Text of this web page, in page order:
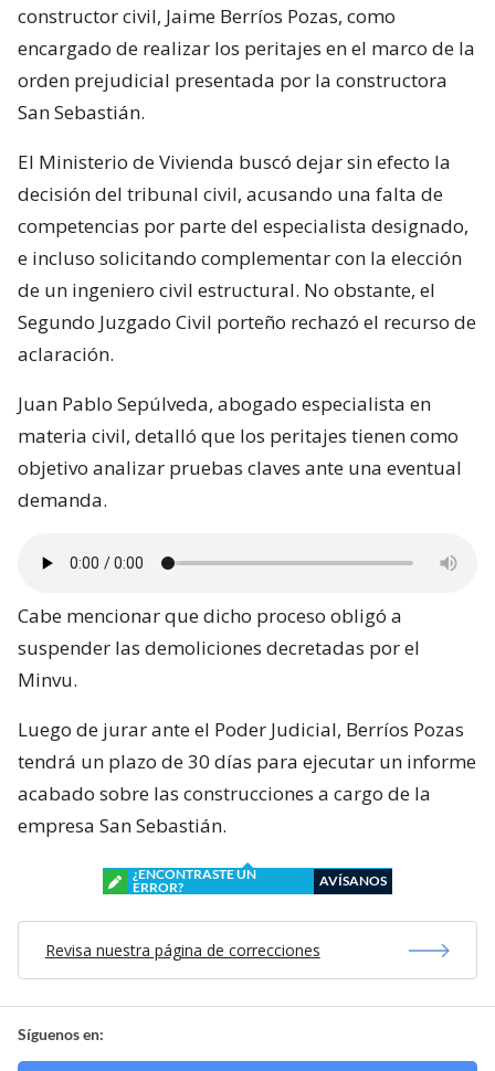
constructor civil, Jaime Berríos Pozas, como
encargado de realizar los peritajes en el marco de la
orden prejudicial presentada por la constructora
San Sebastián.
El Ministerio de Vivienda buscó dejar sin efecto la
decisión del tribunal civil, acusando una falta de
competencias por parte del especialista designado,
e incluso solicitando complementar con la elección
de un ingeniero civil estructural. No obstante, el
Segundo Juzgado Civil porteño rechazó el recurso de
aclaración.
Juan Pablo Sepúlveda, abogado especialista en
materia civil, detalló que los peritajes tienen como
objetivo analizar pruebas claves ante una eventual
demanda.
Cabe mencionar que dicho proceso obligó a
suspender las demoliciones decretadas por el
Minvu.
Luego de jurar ante el Poder Judicial, Berríos Pozas
tendrá un plazo de 30 días para ejecutar un informe
acabado sobre las construcciones a cargo de la
empresa San Sebastián.
¿ENCONTRASTE UN
ERROR?
AVÍSANOS
Revisa nuestra página de correcciones
Síguenos en: